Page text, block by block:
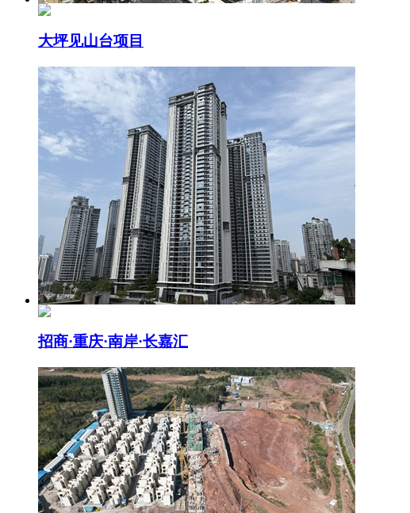
大坪见山台项目
招商·重庆·南岸·长嘉汇